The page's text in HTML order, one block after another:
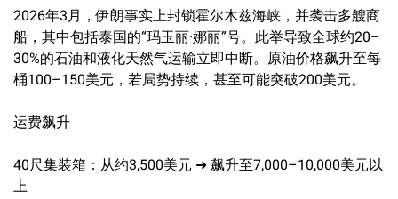
2026年3月，伊朗事实上封锁霍尔木兹海峡，并袭击多艘商
船，其中包括泰国的“玛玉丽·娜丽”号。此举导致全球约20–
30%的石油和液化天然气运输立即中断。原油价格飙升至每
桶100–150美元，若局势持续，甚至可能突破200美元。
运费飙升
40尺集装箱：从约3,500美元 ➜ 飙升至7,000–10,000美元以
上